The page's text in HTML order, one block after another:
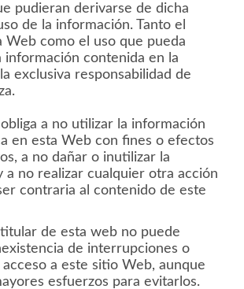
pudieran derivarse de dicha
de la información. Tanto el
Web como el uso que pueda
información contenida en la
exclusiva responsabilidad de
obliga a no utilizar la información
en esta Web con fines o efectos
a no dañar o inutilizar la
a no realizar cualquier otra acción
contraria al contenido de este
de esta web no puede
de interrupciones o
a este sitio Web, aunque
esfuerzos para evitarlos.